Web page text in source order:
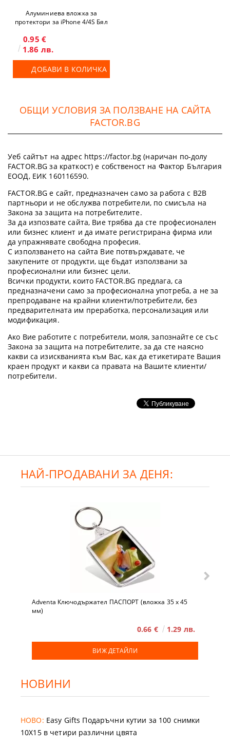
Алуминиева вложка за
протектори за iPhone 4/4S Бял
0.95 €
1.86 лв.
ДОБАВИ В КОЛИЧКА
ОБЩИ УСЛОВИЯ ЗА ПОЛЗВАНЕ НА САЙТА
FACTOR.BG
Уеб сайтът на адрес https://factor.bg (наричан по-долу
FACTOR.BG за краткост) е собственост на Фактор България
ЕООД, ЕИК 160116590.
FACTOR.BG е сайт, предназначен само за работа с B2B
партньори и не обслужва потребители, по смисъла на
Закона за защита на потребителите.
За да изпозвате сайта, Вие трябва да сте професионален
или бизнес клиент и да имате регистрирана фирма или
да упражнявате свободна професия.
С използването на сайта Вие потвърждавате, че
закупените от продукти, ще бъдат използвани за
професионални или бизнес цели.
Всички продукти, които FACTOR.BG предлага, са
предназначени само за професионална употреба, а не за
препродаване на крайни клиенти/потребители, без
предварителната им преработка, персонализация или
модификация.
Ако Вие работите с потребители, моля, запознайте се със
Закона за защита на потребителите, за да сте наясно
какви са изискванията към Вас, как да етикетирате Вашия
краен продукт и какви са правата на Вашите клиенти/
потребители.
НАЙ-ПРОДАВАНИ ЗА ДЕНЯ:
Adventa Ключодържател ПАСПОРТ (вложка 35 x 45
мм)
0.66 € 1.29 лв.
ВИЖ ДЕТАЙЛИ
НОВИНИ
НОВО: Easy Gifts Подаръчни кутии за 100 снимки
10X15 в четири различни цвята